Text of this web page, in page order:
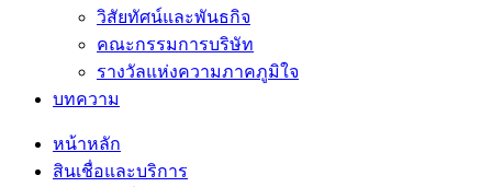
วิสัยทัศน์และพันธกิจ
คณะกรรมการบริษัท
รางวัลแห่งความภาคภูมิใจ
บทความ
หน้าหลัก
สินเชื่อและบริการ